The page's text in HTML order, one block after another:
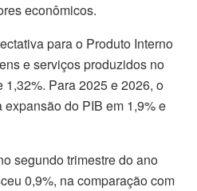
econômicos.
para o Produto Interno
e serviços produzidos no
Para 2025 e 2026, o
do PIB em 1,9% e
segundo trimestre do ano
0,9%, na comparação com